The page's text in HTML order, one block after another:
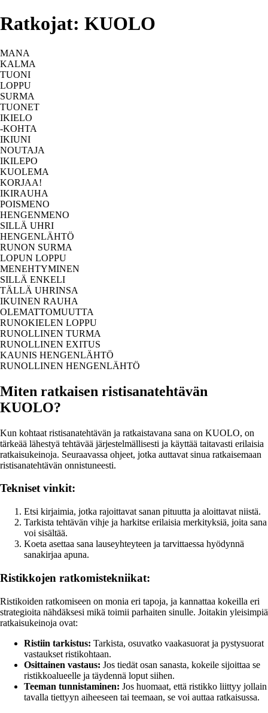
Ratkojat: KUOLO
MANA
KALMA
TUONI
LOPPU
SURMA
TUONET
IKIELO
-KOHTA
IKIUNI
NOUTAJA
IKILEPO
KUOLEMA
KORJAA!
IKIRAUHA
POISMENO
HENGENMENO
SILLÄ UHRI
HENGENLÄHTÖ
RUNON SURMA
LOPUN LOPPU
MENEHTYMINEN
SILLÄ ENKELI
TÄLLÄ UHRINSA
IKUINEN RAUHA
OLEMATTOMUUTTA
RUNOKIELEN LOPPU
RUNOLLINEN TURMA
RUNOLLINEN EXITUS
KAUNIS HENGENLÄHTÖ
RUNOLLINEN HENGENLÄHTÖ
Miten ratkaisen ristisanatehtävän
KUOLO?
Kun kohtaat ristisanatehtävän ja ratkaistavana sana on KUOLO, on
tärkeää lähestyä tehtävää järjestelmällisesti ja käyttää taitavasti erilaisia
ratkaisukeinoja. Seuraavassa ohjeet, jotka auttavat sinua ratkaisemaan
ristisanatehtävän onnistuneesti.
Tekniset vinkit:
Etsi kirjaimia, jotka rajoittavat sanan pituutta ja aloittavat niistä.
Tarkista tehtävän vihje ja harkitse erilaisia merkityksiä, joita sana
voi sisältää.
Koeta asettaa sana lauseyhteyteen ja tarvittaessa hyödynnä
sanakirjaa apuna.
Ristikkojen ratkomistekniikat:
Ristikoiden ratkomiseen on monia eri tapoja, ja kannattaa kokeilla eri
strategioita nähdäksesi mikä toimii parhaiten sinulle. Joitakin yleisimpiä
ratkaisukeinoja ovat:
Ristiin tarkistus: Tarkista, osuvatko vaakasuorat ja pystysuorat
vastaukset ristikohtaan.
Osittainen vastaus: Jos tiedät osan sanasta, kokeile sijoittaa se
ristikkoalueelle ja täydennä loput siihen.
Teeman tunnistaminen: Jos huomaat, että ristikko liittyy jollain
tavalla tiettyyn aiheeseen tai teemaan, se voi auttaa ratkaisussa.